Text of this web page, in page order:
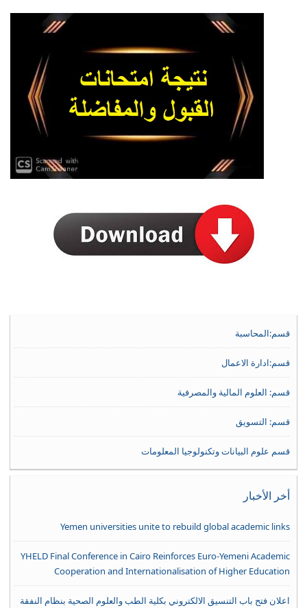
قسم:المحاسبة
قسم:ادارة الاعمال
قسم: العلوم المالية والمصرفية
قسم: التسويق
قسم علوم البيانات وتكنولوجيا المعلومات
أخر الأخبار
Yemen universities unite to rebuild global academic links
YHELD Final Conference in Cairo Reinforces Euro-Yemeni Academic
Cooperation and Internationalisation of Higher Education
اعلان فتح باب التنسيق الالكتروني بكلية الطب والعلوم الصحية بنظام النفقة